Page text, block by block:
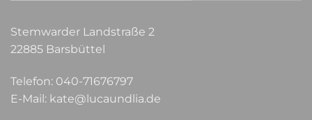
Stemwarder Landstraße 2
22885 Barsbüttel
Telefon: 040-71676797
E-Mail: kate@lucaundlia.de